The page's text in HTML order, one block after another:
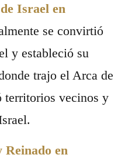
Israel en
se convirtió
y estableció su
trajo el Arca de
territorios vecinos y
en